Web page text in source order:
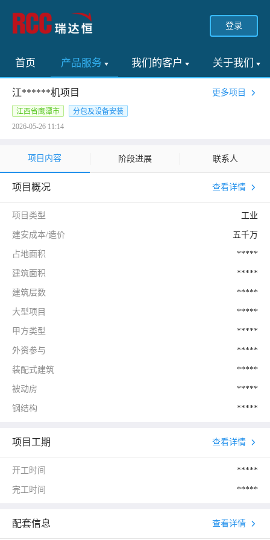
登录
首页 产品服务 我们的客户 关于我们
江******机项目 更多项目
江西省鹰潭市
分包及设备安装
2026-05-26 11:14
项目内容 阶段进展 联系人
项目概况 查看详情
项目类型 工业
建安成本/造价 五千万
占地面积 *****
建筑面积 *****
建筑层数 *****
大型项目 *****
甲方类型 *****
外资参与 *****
装配式建筑 *****
被动房 *****
钢结构 *****
项目工期 查看详情
开工时间 *****
完工时间 *****
配套信息 查看详情